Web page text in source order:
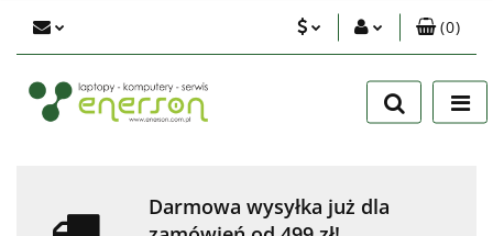
Zaloguj się
Zarejestruj się
(0)
Darmowa wysyłka już dla